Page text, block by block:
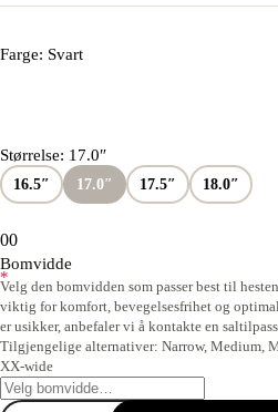
Farge: Svart
Størrelse: 17.0″
16.5″ 17.0″ 17.5″ 18.0″
00
Bomvidde
*
Velg den bomvidden som passer best til
viktig for komfort, bevegelsesfrihet og
er usikker, anbefaler vi å kontakte en
Tilgjengelige alternativer: Narrow, Medium,
XX-wide